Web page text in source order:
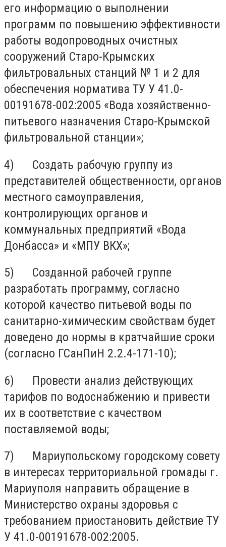
его информацию о выполнении
программ по повышению эффективности
работы водопроводных очистных
сооружений Старо-Крымских
фильтровальных станций № 1 и 2 для
обеспечения норматива ТУ У 41.0-
00191678-002:2005 «Вода хозяйственно-
питьевого назначения Старо-Крымской
фильтровальной станции»;
4) Создать рабочую группу из
представителей общественности, органов
местного самоуправления,
контролирующих органов и
коммунальных предприятий «Вода
Донбасса» и «МПУ ВКХ»;
5) Созданной рабочей группе
разработать программу, согласно
которой качество питьевой воды по
санитарно-химическим свойствам будет
доведено до нормы в кратчайшие сроки
(согласно ГСанПиН 2.2.4-171-10);
6) Провести анализ действующих
тарифов по водоснабжению и привести
их в соответствие с качеством
поставляемой воды;
7) Мариупольскому городскому совету
в интересах территориальной громады г.
Мариуполя направить обращение в
Министерство охраны здоровья с
требованием приостановить действие ТУ
У 41.0-00191678-002:2005.